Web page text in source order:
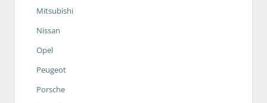
Mitsubishi
Nissan
Opel
Peugeot
Porsche